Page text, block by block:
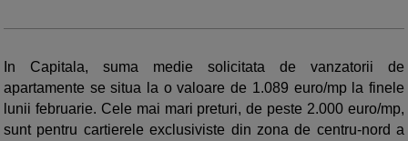
In Capitala, suma medie solicitata de vanzatorii de
apartamente se situa la o valoare de 1.089 euro/mp la finele
lunii februarie. Cele mai mari preturi, de peste 2.000 euro/mp,
sunt pentru cartierele exclusiviste din zona de centru-nord a